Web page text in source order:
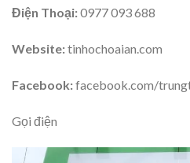
Điện Thoại:0977 093 688
Website:tinhochoaian.com
Facebook:facebook.com/
Gọi điện